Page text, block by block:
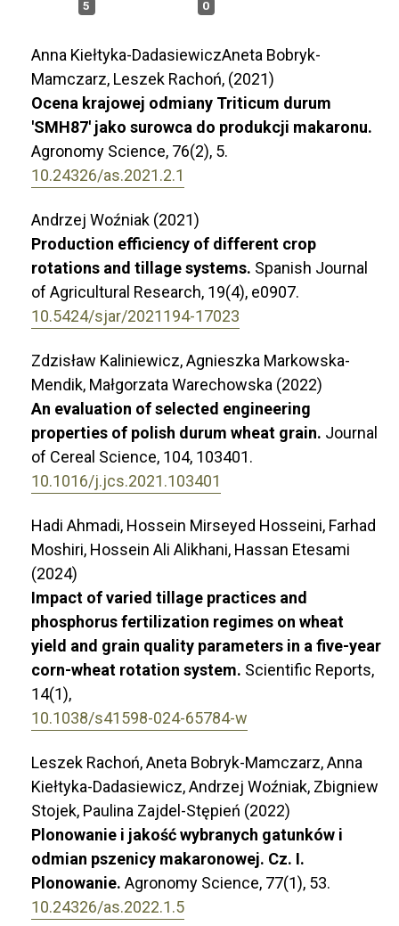
5 0
Anna Kiełtyka-DadasiewiczAneta Bobryk-
Mamczarz, Leszek Rachoń, (2021)
Ocena krajowej odmiany Triticum durum
'SMH87' jako surowca do produkcji makaronu.
Agronomy Science, 76(2), 5.
10.24326/as.2021.2.1
Andrzej Woźniak (2021)
Production efficiency of different crop
rotations and tillage systems. Spanish Journal
of Agricultural Research, 19(4), e0907.
10.5424/sjar/2021194-17023
Zdzisław Kaliniewicz, Agnieszka Markowska-
Mendik, Małgorzata Warechowska (2022)
An evaluation of selected engineering
properties of polish durum wheat grain. Journal
of Cereal Science, 104, 103401.
10.1016/j.jcs.2021.103401
Hadi Ahmadi, Hossein Mirseyed Hosseini, Farhad
Moshiri, Hossein Ali Alikhani, Hassan Etesami
(2024)
Impact of varied tillage practices and
phosphorus fertilization regimes on wheat
yield and grain quality parameters in a five-year
corn-wheat rotation system. Scientific Reports,
14(1),
10.1038/s41598-024-65784-w
Leszek Rachoń, Aneta Bobryk-Mamczarz, Anna
Kiełtyka-Dadasiewicz, Andrzej Woźniak, Zbigniew
Stojek, Paulina Zajdel-Stępień (2022)
Plonowanie i jakość wybranych gatunków i
odmian pszenicy makaronowej. Cz. I.
Plonowanie. Agronomy Science, 77(1), 53.
10.24326/as.2022.1.5